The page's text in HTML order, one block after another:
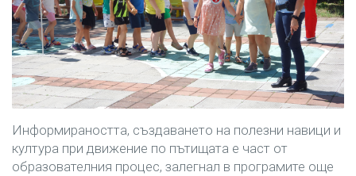
Информираността, създаването на полезни навици и
култура при движение по пътищата е част от
образователния процес, залегнал в програмите още